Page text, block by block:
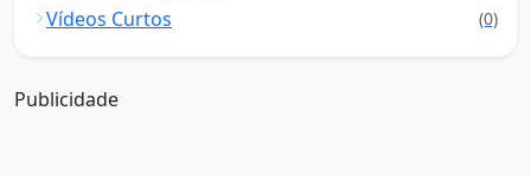
Vídeos Curtos (0)
Publicidade